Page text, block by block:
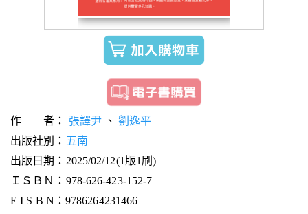
作 者： 張譯尹、劉逸平
出版社別： 五南
出版日期：2025/02/12(1版1刷)
ＩＳＢＮ：978-626-423-152-7
E I S B N：9786264231466